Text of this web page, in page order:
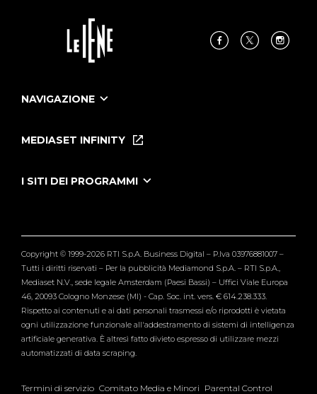
NAVIGAZIONE
Le Iene Presentano Inside
Tutti i servizi
MEDIASET INFINITY
I SITI DEI PROGRAMMI
Verissimo
Copyright © 1999-2026 RTI S.p.A. Business Digital – P.Iva 03976881007 –
Tutti i diritti riservati – Per la pubblicità Mediamond S.p.A. – RTI S.p.A.,
Mediaset N.V., sede legale Amsterdam (Paesi Bassi) – Uffici Viale Europa
46, 20093 Cologno Monzese (MI) - Cap. Soc. int. vers. € 614.238.333.
Rispetto ai contenuti e ai dati personali trasmessi e/o riprodotti è vietata
ogni utilizzazione funzionale all'addestramento di sistemi di intelligenza
artificiale generativa. È altresì fatto divieto espresso di utilizzare mezzi
automatizzati di data scraping.
Termini di servizio Comitato Media e Minori Parental Control